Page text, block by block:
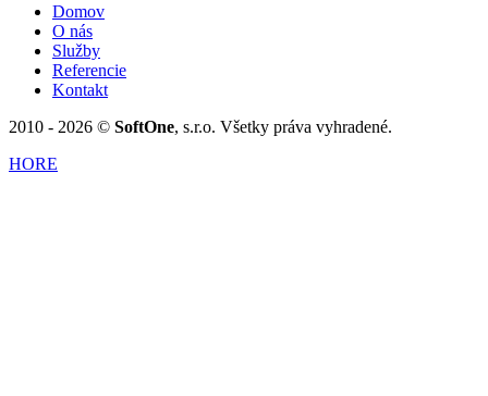
Domov
O nás
Služby
Referencie
Kontakt
2010 - 2026 © SoftOne, s.r.o. Všetky práva vyhradené.
HORE